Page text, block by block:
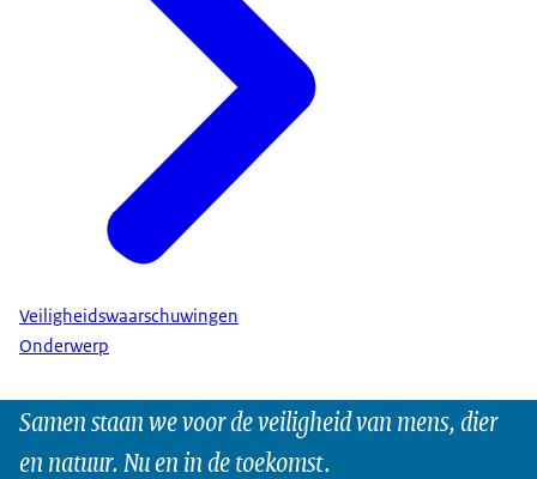
Veiligheidswaarschuwingen
Onderwerp
Samen staan we voor de veiligheid van mens, dier
en natuur. Nu en in de toekomst.